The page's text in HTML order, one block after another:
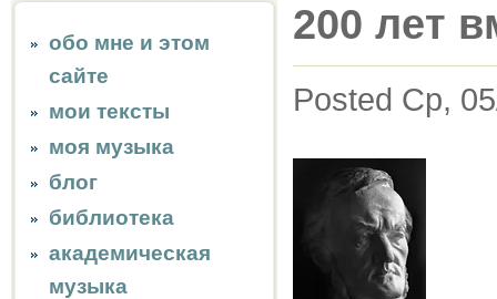
обо мне и этом
сайте
мои тексты
моя музыка
блог
библиотека
академическая
музыка
200 лет
Posted Ср,